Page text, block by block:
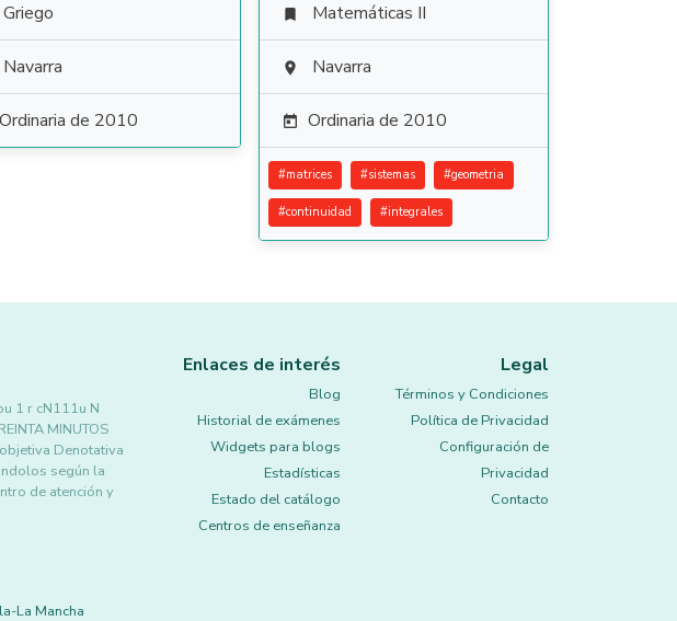
Griego
Navarra
Ordinaria de 2010
 Matemáticas II
 Navarra
 Ordinaria de 2010
#matrices #sistemas #geometria
#continuidad #integrales
1 r cN111u N
MINUTOS
Denotativa
según la
de atención y
La Mancha
Enlaces de interés
Blog
Historial de exámenes
Widgets para blogs
Estadísticas
Estado del catálogo
Centros de enseñanza
Legal
Términos y Condiciones
Política de Privacidad
Configuración de
Privacidad
Contacto